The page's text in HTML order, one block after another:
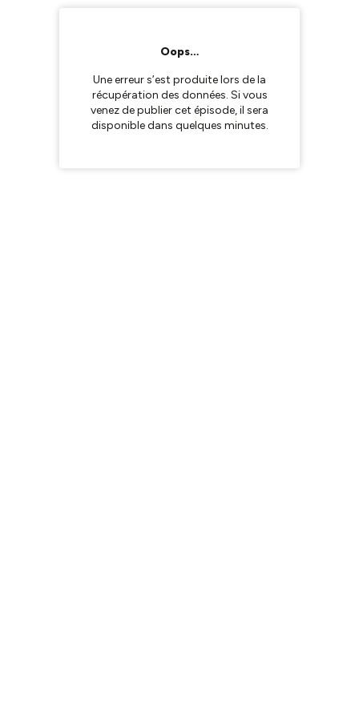
Oops…
Une erreur s’est produite lors de la
récupération des données. Si vous
venez de publier cet épisode, il sera
disponible dans quelques minutes.